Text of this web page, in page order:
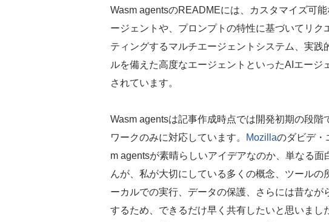
Wasm agentsのREADMEには、カスタマイズ可
ージェントや、プロンプトの特性に基づいてリク
ティングするマルチエージェントシステム、実践
ルを備えた高度なエージェントといったAIエージ
されています。
Wasm agentsは記事作成時点では開発初期の段階
ワークのみに対応しています。
Mozillaのダビデ・
m agentsが素晴らしいアイデアなのか、単なる面
んが、私が大切にしている多くの概念、ツールの
ーカルでの実行、データの保護、さらには昔な
するため、できるだけ早く共有したいと思いまし